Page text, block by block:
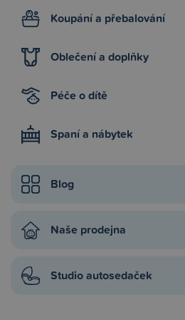
Koupání a přebalování
Oblečení a doplňky
Péče o dítě
Spaní a nábytek
Blog
Naše prodejna
Studio autosedaček